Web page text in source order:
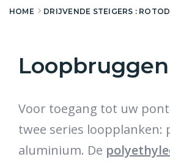
HOME DRIJVENDE STEIGERS :
Loopbruggen
Voor toegang tot uw
twee series loopplanken:
aluminium. De